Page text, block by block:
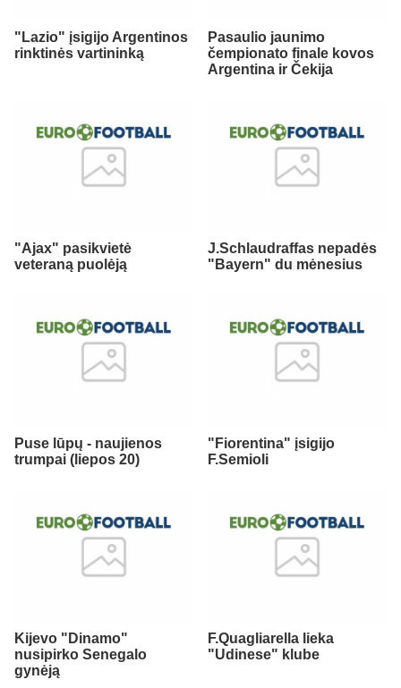
"Lazio" įsigijo Argentinos
rinktinės vartininką
Pasaulio jaunimo
čempionato finale kovos
Argentina ir Čekija
"Ajax" pasikvietė
veteraną puolėją
J.Schlaudraffas nepadės
"Bayern" du mėnesius
Puse lūpų - naujienos
trumpai (liepos 20)
"Fiorentina" įsigijo
F.Semioli
Kijevo "Dinamo"
nusipirko Senegalo
gynėją
F.Quagliarella lieka
"Udinese" klube